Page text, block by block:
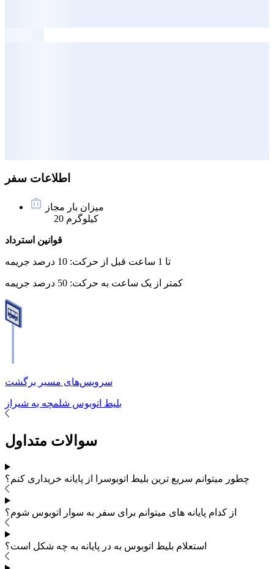
اطلاعات سفر
میزان بار مجاز
20 کیلوگرم
قوانین استرداد
تا 1 ساعت قبل از حرکت: 10 درصد جریمه
کمتر از یک ساعت به حرکت: 50 درصد جریمه
سرویس‌های مسیر برگشت
بلیط اتوبوس شلمچه به شیراز
سوالات متداول
چطور میتوانم سریع ترین بلیط اتوبوسرا از پایانه خریداری کنم؟
از کدام پایانه های میتوانم برای سفر به سوار اتوبوس شوم؟
استعلام بلیط اتوبوس به در پایانه به چه شکل است؟